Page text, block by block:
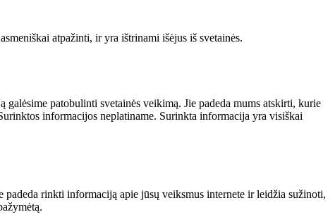
atpažinti, ir yra ištrinami išėjus iš svetainės.
patobulinti svetainės veikimą. Jie padeda mums atskirti, kurie
informacijos neplatiname. Surinkta informacija yra visiškai
rinkti informaciją apie jūsų veiksmus internete ir leidžia sužinoti,